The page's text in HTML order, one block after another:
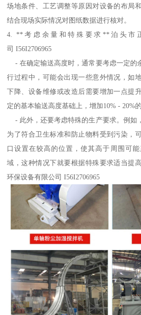
场地条件、工艺调整等原因对设备的布局
结合现场实际情况对图纸数据进行核对。
4. **考虑余量和特殊要求**泊头市
司 I56I2706965
- 在确定输送高度时，通常要考虑一定的
行过程中，可能会出现一些意外情况，如
下降、设备维修或改造后需要增加一点提
定的基本输送高度基础上，增加10% - 20%的
- 此外，还要考虑特殊的生产要求。例如
为了符合卫生标准和防止物料受到污染，
口设置在较高的位置，使其高于周围可
域，这种情况下就要根据特殊要求适当提
环保设备有限公司 I56I2706965